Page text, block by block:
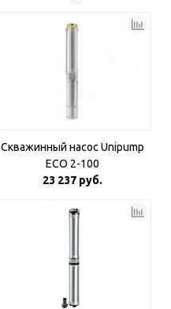
Скважинный насос Unipump
ECO 2-100
23 237 руб.